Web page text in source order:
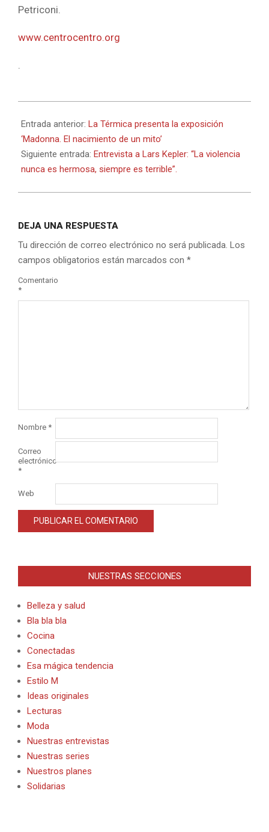
Petriconi.
www.centrocentro.org
02-
13
Entrada anterior: La Térmica presenta la exposición
‘Madonna. El nacimiento de un mito’
Siguiente entrada: Entrevista a Lars Kepler: “La violencia
nunca es hermosa, siempre es terrible”.
DEJA UNA RESPUESTA
Tu dirección de correo electrónico no será publicada. Los
campos obligatorios están marcados con *
Comentario
*
Nombre *
Correo
electrónico
*
Web
NUESTRAS SECCIONES
Belleza y salud
Bla bla bla
Cocina
Conectadas
Esa mágica tendencia
Estilo M
Ideas originales
Lecturas
Moda
Nuestras entrevistas
Nuestras series
Nuestros planes
Solidarias